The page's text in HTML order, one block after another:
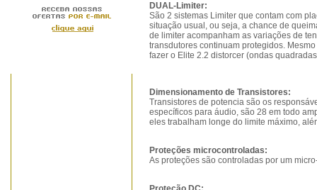
DUAL-Limiter:
São 2 sistemas Limiter que contam com
situação usual, ou seja, a chance de
de limiter acompanham as variações de
transdutores continuam protegidos.
fazer o Elite 2.2 distorcer (ondas
Dimensionamento de Transistores:
Transistores de potencia são os
específicos para áudio, são 28 em todo
eles trabalham longe do limite máximo,
Proteções microcontroladas:
As proteções são controladas por um